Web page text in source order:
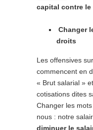
capital contre le
Changer
droits
Les offensives
commencent en
« Brut salarial »
cotisations dites
Changer les
nous : notre
diminuer le